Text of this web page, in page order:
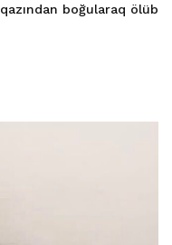
qazından boğularaq ölüb